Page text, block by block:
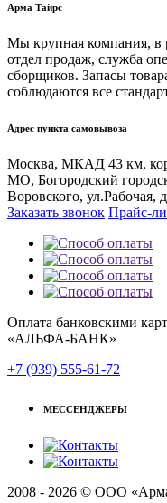
Арма Тайрс
Мы крупная компания, в
отдел продаж, служба
сборщиков. Запасы
соблюдаются все
Адрес пункта самовывоза
Москва, МКАД 43 км,
МО, Богородский
Воровского, ул.Рабочая,
Заказать звонок Прайс-
Оплата банковскими
«АЛЬФА-БАНК»
+7 (939) 555-61-72
МЕССЕНДЖЕРЫ
2008 - 2026 © ООО